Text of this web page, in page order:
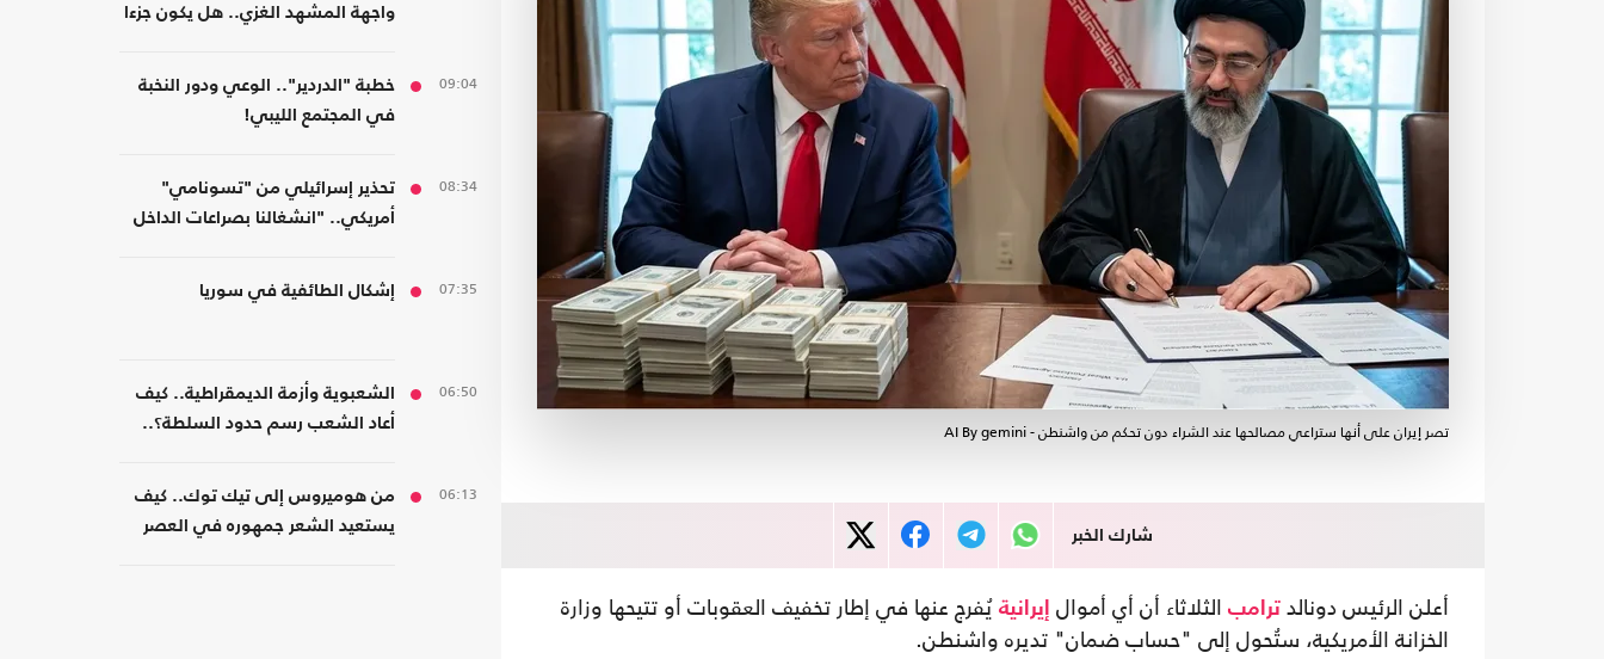
تصر إيران على أنها ستراعي مصالحها عند الشراء دون تحكم من واشنطن - AI By gemini
شارك الخبر
أعلن الرئيس دونالد ترامب الثلاثاء أن أي أموال إيرانية يُفرج عنها في إطار تخفيف العقوبات أو تتيحها وزارة
الخزانة الأمريكية، ستُحول إلى "حساب ضمان" تديره واشنطن.
واجهة المشهد الغزي.. هل يكون جزءا
09:04
خطبة "الدردير".. الوعي ودور النخبة
في المجتمع الليبي!
08:34
تحذير إسرائيلي من "تسونامي"
أمريكي.. "انشغالنا بصراعات الداخل
07:35 إشكال الطائفية في سوريا
06:50
الشعبوية وأزمة الديمقراطية.. كيف
أعاد الشعب رسم حدود السلطة؟..
06:13
من هوميروس إلى تيك توك.. كيف
يستعيد الشعر جمهوره في العصر